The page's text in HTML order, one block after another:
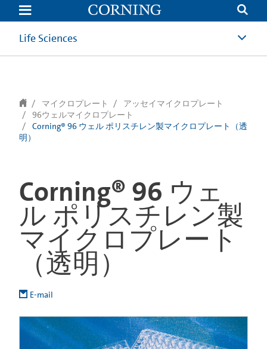
text.skipToContent
text.skipToNavigation
Life Sciences
マイクロプレート
アッセイマイクロプレート
96ウェルマイクロプレート
Corning® 96 ウェル ポリスチレン製マイクロプレート（透
明）
Corning® 96 ウェ
ル ポリスチレン製
マイクロプレート
（透明）
E-mail